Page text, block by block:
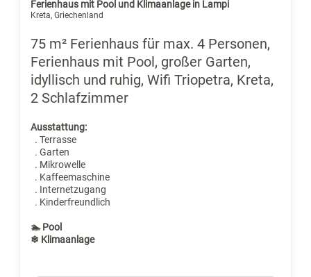
Ferienhaus mit Pool und Klimaanlage in Lampi
Kreta, Griechenland
75 m² Ferienhaus für max. 4 Personen,
Ferienhaus mit Pool, großer Garten,
idyllisch und ruhig, Wifi Triopetra, Kreta,
2 Schlafzimmer
Ausstattung:
. Terrasse
. Garten
. Mikrowelle
. Kaffeemaschine
. Internetzugang
. Kinderfreundlich
🏊 Pool
❄ Klimaanlage